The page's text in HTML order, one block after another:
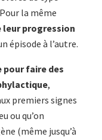
la même
leur progression
épisode à l’autre.
pour faire des
,
premiers signes
ou qu’on
(même jusqu’à